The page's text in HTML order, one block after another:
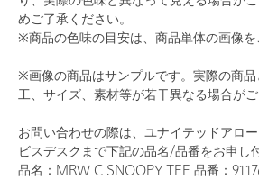
めご了承ください。
※商品の色味の目安は、商品単体の画像を
※画像の商品はサンプルです。実際の商品
工、サイズ、素材等が若干異なる場合がご
お問い合わせの際は、ユナイテッドアロ
ビスデスクまで下記の品名/品番をお申し
品名：MRW C SNOOPY TEE 品番：